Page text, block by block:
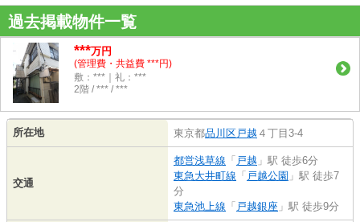
過去掲載物件一覧
***万円
(管理費・共益費 ***円)
敷：***｜礼：***
2階 / *** / ***
所在地 東京都品川区戸越 ４丁目3-4
交通
都営浅草線 「 戸越 」駅 徒歩6分
東急大井町線 「 戸越公園 」駅 徒歩7
分
東急池上線 「 戸越銀座 」駅 徒歩9分